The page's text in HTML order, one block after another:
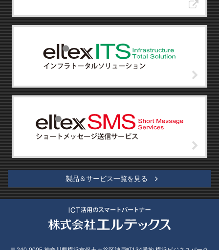
製品＆サービス一覧を見る